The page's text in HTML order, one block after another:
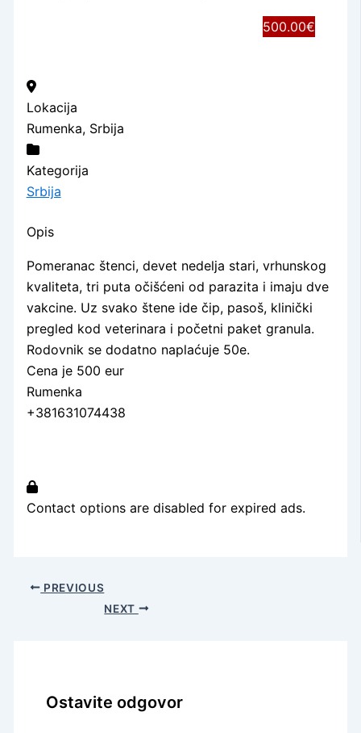
500.00€
Lokacija
Rumenka, Srbija
Kategorija
Srbija
Opis
Pomeranac štenci, devet nedelja stari, vrhunskog
kvaliteta, tri puta očišćeni od parazita i imaju dve
vakcine. Uz svako štene ide čip, pasoš, klinički
pregled kod veterinara i početni paket granula.
Rodovnik se dodatno naplaćuje 50e.
Cena je 500 eur
Rumenka
+381631074438
Contact options are disabled for expired ads.
PREVIOUS
NEXT
Ostavite odgovor